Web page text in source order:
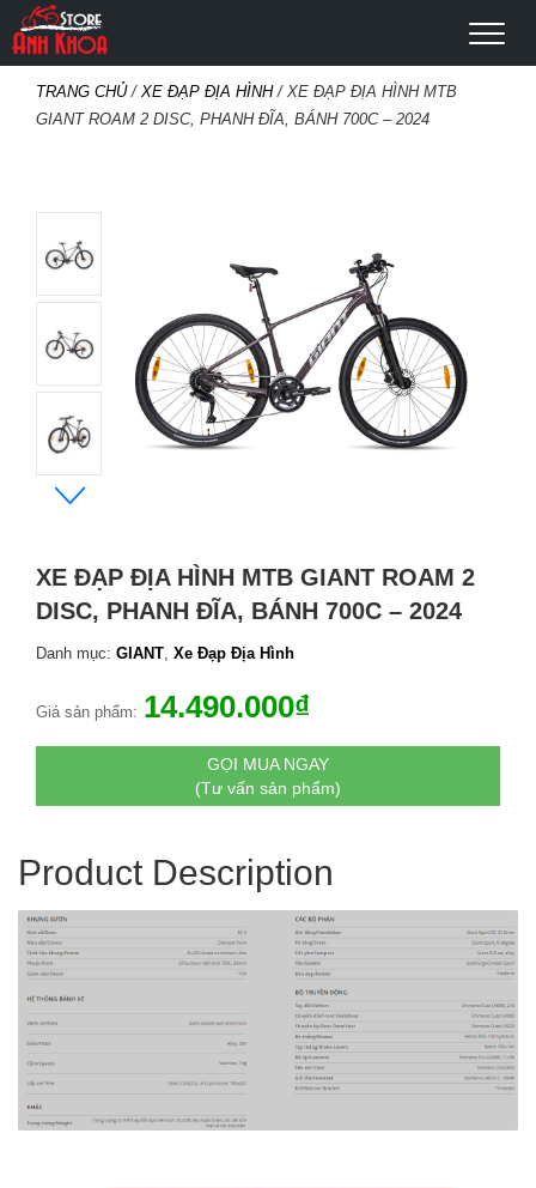
TRANG CHỦ/ XE ĐẠP ĐỊA HÌNH/ XE ĐẠP ĐỊA HÌNH MTB
GIANT ROAM 2 DISC, PHANH ĐĨA, BÁNH 700C – 2024
XE ĐẠP ĐỊA HÌNH MTB GIANT ROAM 2
DISC, PHANH ĐĨA, BÁNH 700C – 2024
Danh mục: GIANT, Xe Đạp Địa Hình
Giá sản phẩm: 14.490.000₫
GỌI MUA NGAY
(Tư vấn sản phẩm)
Product Description